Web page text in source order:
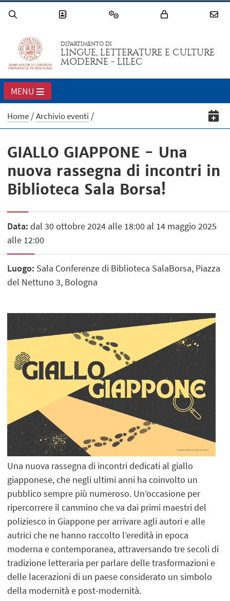
DIPARTIMENTO DI
LINGUE, LETTERATURE E CULTURE
MODERNE - LILEC
MENU
Home Archivio eventi
GIALLO GIAPPONE - Una
nuova rassegna di incontri in
Biblioteca Sala Borsa!
Data: dal 30 ottobre 2024 alle 18:00 al 14 maggio 2025
alle 12:00
Luogo: Sala Conferenze di Biblioteca SalaBorsa, Piazza
del Nettuno 3, Bologna
Una nuova rassegna di incontri dedicati al giallo
giapponese, che negli ultimi anni ha coinvolto un
pubblico sempre più numeroso. Un’occasione per
ripercorrere il cammino che va dai primi maestri del
poliziesco in Giappone per arrivare agli autori e alle
autrici che ne hanno raccolto l’eredità in epoca
moderna e contemporanea, attraversando tre secoli di
tradizione letteraria per parlare delle trasformazioni e
delle lacerazioni di un paese considerato un simbolo
della modernità e post-modernità.